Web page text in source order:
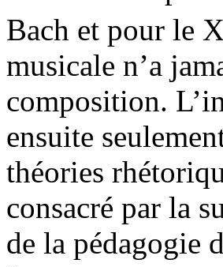
Bach et pour le
musicale n’a
composition.
ensuite
théories
consacré par la
de la pédagogie